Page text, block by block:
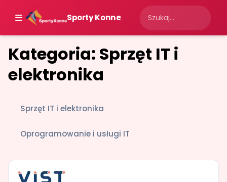
Sporty Konne
Kategoria: Sprzęt IT i
elektronika
Sprzęt IT i elektronika
Oprogramowanie i usługi IT